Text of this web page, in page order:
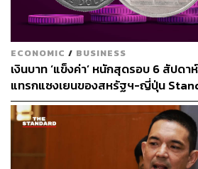
สอบสวน สำนักงานตรวจคนเข้าเมือง เ
ผลักดันส่งกลับไปรับโทษตามกฎหมา
ทั้งนี้ ศูนย์ต่อต้านการฉ้อโกงออนไลน์ได้
ยังพี่น้องประชาชน ให้เพิ่มความระมัด
งานออนไลน์ในต่างประเทศที่อ้างรายไ
เนื่องจากอาจเป็นจุดเริ่มต้นของกระบ
ชาติ ซึ่งควรตรวจสอบความถูกต้องกับ
ECONOMIC / BUSINESS
เงินบาท ‘แข็งค่า’ หนักสุดรอบ 6 สัปด
แทรกแซงเยนของสหรัฐฯ-ญี่ปุ่น
เปิดเป้าสิ้นปีนี้จ่อแข็งต่อแตะ 32.50 บ